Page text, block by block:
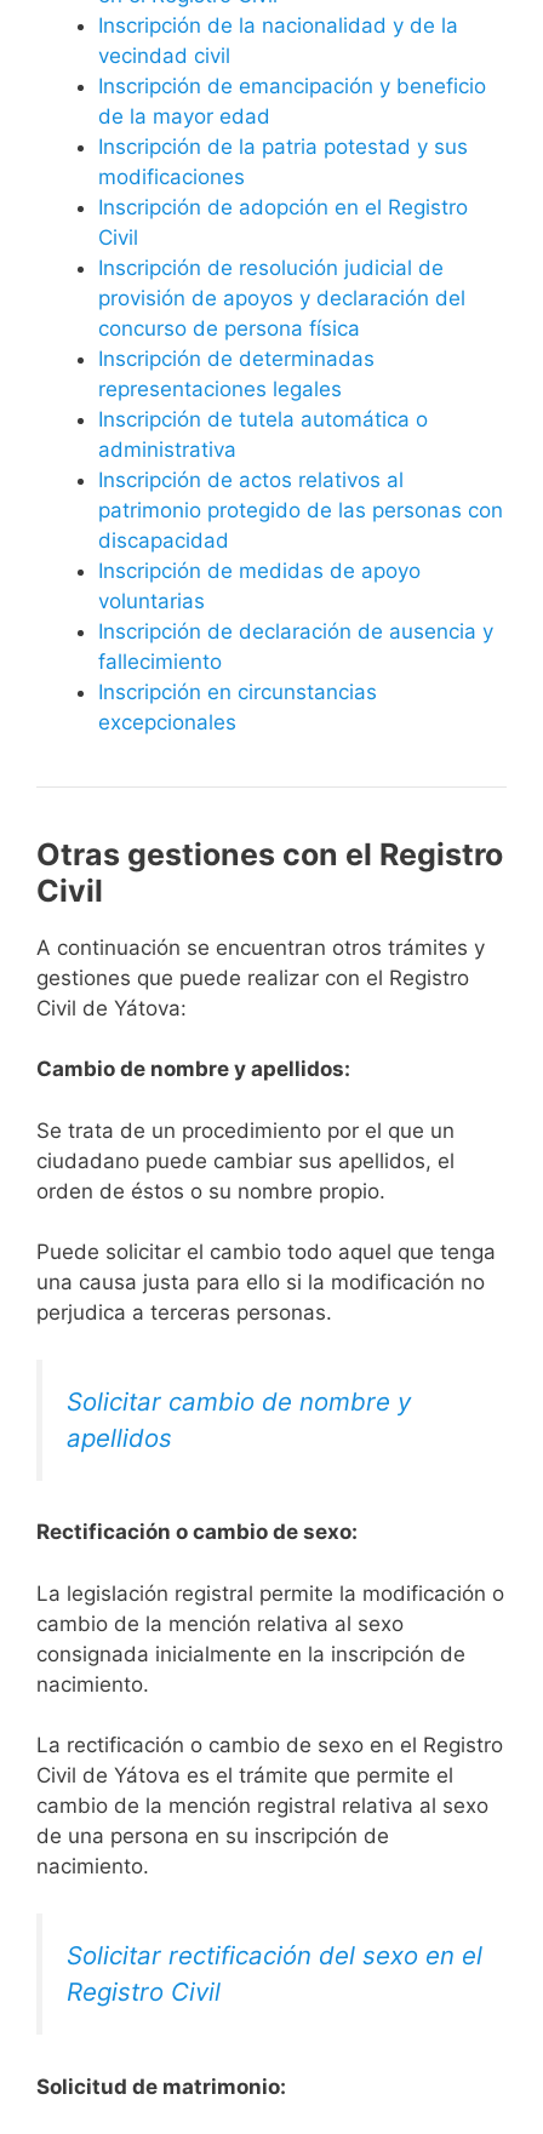
Inscripción de la nacionalidad y de la
vecindad civil
Inscripción de emancipación y beneficio
de la mayor edad
Inscripción de la patria potestad y sus
modificaciones
Inscripción de adopción en el Registro
Civil
Inscripción de resolución judicial de
provisión de apoyos y declaración del
concurso de persona física
Inscripción de determinadas
representaciones legales
Inscripción de tutela automática o
administrativa
Inscripción de actos relativos al
patrimonio protegido de las personas con
discapacidad
Inscripción de medidas de apoyo
voluntarias
Inscripción de declaración de ausencia y
fallecimiento
Inscripción en circunstancias
excepcionales
Otras gestiones con el Registro
Civil
A continuación se encuentran otros trámites y
gestiones que puede realizar con el Registro
Civil de Yátova:
Cambio de nombre y apellidos:
Se trata de un procedimiento por el que un
ciudadano puede cambiar sus apellidos, el
orden de éstos o su nombre propio.
Puede solicitar el cambio todo aquel que tenga
una causa justa para ello si la modificación no
perjudica a terceras personas.
Solicitar cambio de nombre y
apellidos
Rectificación o cambio de sexo:
La legislación registral permite la modificación o
cambio de la mención relativa al sexo
consignada inicialmente en la inscripción de
nacimiento.
La rectificación o cambio de sexo en el Registro
Civil de Yátova es el trámite que permite el
cambio de la mención registral relativa al sexo
de una persona en su inscripción de
nacimiento.
Solicitar rectificación del sexo en el
Registro Civil
Solicitud de matrimonio: